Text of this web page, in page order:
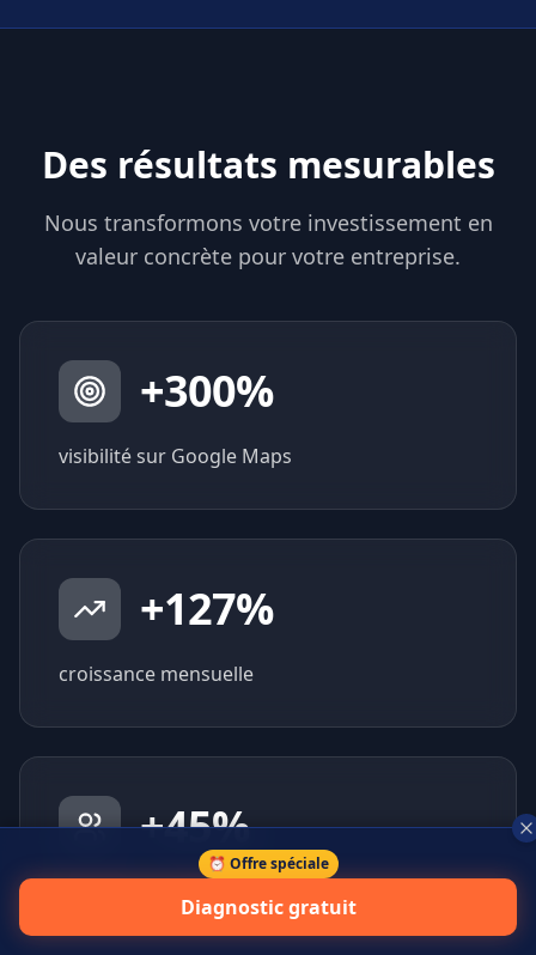
Des résultats mesurables
Nous transformons votre investissement en
valeur concrète pour votre entreprise.
+300%
visibilité sur Google Maps
+127%
croissance mensuelle
+45%
⏰ Offre spéciale
Diagnostic gratuit